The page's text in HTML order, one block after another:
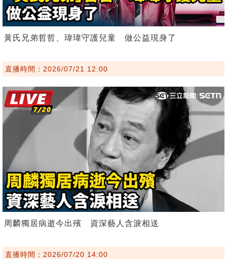
黃氏兄弟哲哲、瑋瑋守護兒童 做公益現身了
直播時間：2026/07/21 12:00
周麟獨居病逝今出殯 資深藝人含淚相送
直播時間：2026/07/20 14:00